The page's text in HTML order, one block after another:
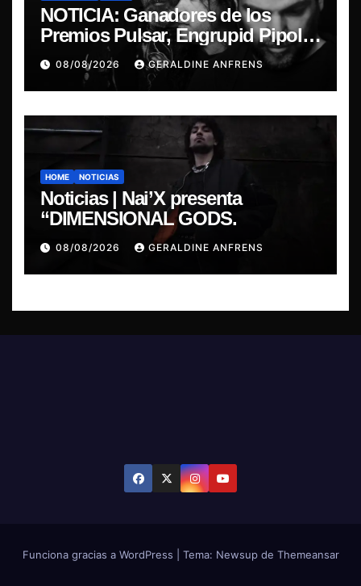
NOTICIA: Ganadores de los
Premios Pulsar, Engrupid Pipol
presentan show exclusivo.
08/08/2026 GERALDINE ANFRENS
HOME NOTICIAS
Noticias | Nai’X presenta
“DIMENSIONAL GODS.
08/08/2026 GERALDINE ANFRENS
Funciona gracias a WordPress Tema: Newsup de Themeansar